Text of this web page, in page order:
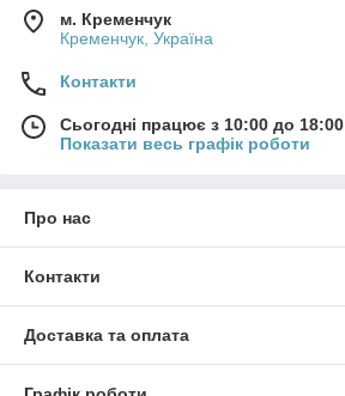
м. Кременчук
Кременчук, Україна
Контакти
Сьогодні працює з 10:00 до 18:00
Показати весь графік роботи
Про нас
Контакти
Доставка та оплата